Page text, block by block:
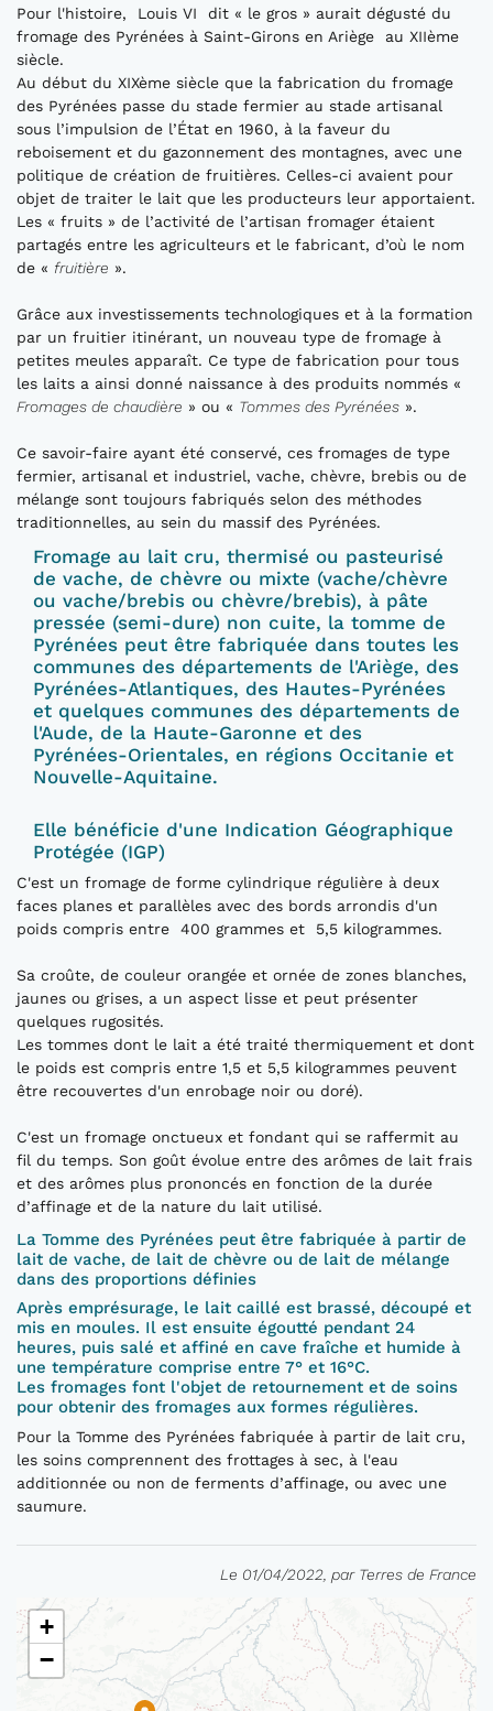
Pour l'histoire, Louis VI dit « le gros » aurait dégusté du
fromage des Pyrénées à Saint-Girons en Ariège au XIIème
siècle.
Au début du XIXème siècle que la fabrication du fromage
des Pyrénées passe du stade fermier au stade artisanal
sous l’impulsion de l’État en 1960, à la faveur du
reboisement et du gazonnement des montagnes, avec une
politique de création de fruitières. Celles-ci avaient pour
objet de traiter le lait que les producteurs leur apportaient.
Les « fruits » de l’activité de l’artisan fromager étaient
partagés entre les agriculteurs et le fabricant, d’où le nom
de « fruitière ».
Grâce aux investissements technologiques et à la formation
par un fruitier itinérant, un nouveau type de fromage à
petites meules apparaît. Ce type de fabrication pour tous
les laits a ainsi donné naissance à des produits nommés «
Fromages de chaudière » ou « Tommes des Pyrénées ».
Ce savoir-faire ayant été conservé, ces fromages de type
fermier, artisanal et industriel, vache, chèvre, brebis ou de
mélange sont toujours fabriqués selon des méthodes
traditionnelles, au sein du massif des Pyrénées.
Fromage au lait cru, thermisé ou pasteurisé
de vache, de chèvre ou mixte (vache/chèvre
ou vache/brebis ou chèvre/brebis), à pâte
pressée (semi-dure) non cuite, la tomme de
Pyrénées peut être fabriquée dans toutes les
communes des départements de l'Ariège, des
Pyrénées-Atlantiques, des Hautes-Pyrénées
et quelques communes des départements de
l'Aude, de la Haute-Garonne et des
Pyrénées-Orientales, en régions Occitanie et
Nouvelle-Aquitaine.
Elle bénéficie d'une Indication Géographique
Protégée (IGP)
C'est un fromage de forme cylindrique régulière à deux
faces planes et parallèles avec des bords arrondis d'un
poids compris entre 400 grammes et 5,5 kilogrammes.
Sa croûte, de couleur orangée et ornée de zones blanches,
jaunes ou grises, a un aspect lisse et peut présenter
quelques rugosités.
Les tommes dont le lait a été traité thermiquement et dont
le poids est compris entre 1,5 et 5,5 kilogrammes peuvent
être recouvertes d'un enrobage noir ou doré).
C'est un fromage onctueux et fondant qui se raffermit au
fil du temps. Son goût évolue entre des arômes de lait frais
et des arômes plus prononcés en fonction de la durée
d’affinage et de la nature du lait utilisé.
La Tomme des Pyrénées peut être fabriquée à partir de
lait de vache, de lait de chèvre ou de lait de mélange
dans des proportions définies
Après emprésurage, le lait caillé est brassé, découpé et
mis en moules. Il est ensuite égoutté pendant 24
heures, puis salé et affiné en cave fraîche et humide à
une température comprise entre 7° et 16°C.
Les fromages font l'objet de retournement et de soins
pour obtenir des fromages aux formes régulières.
Pour la Tomme des Pyrénées fabriquée à partir de lait cru,
les soins comprennent des frottages à sec, à l'eau
additionnée ou non de ferments d’affinage, ou avec une
saumure.
Le 01/04/2022, par Terres de France
+
−